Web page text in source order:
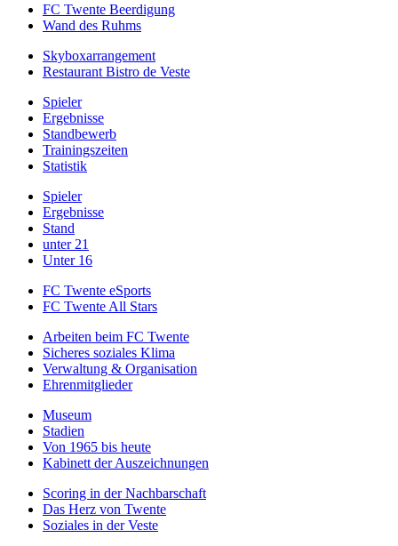
FC Twente Beerdigung
Wand des Ruhms
Skyboxarrangement
Restaurant Bistro de Veste
Spieler
Ergebnisse
Standbewerb
Trainingszeiten
Statistik
Spieler
Ergebnisse
Stand
unter 21
Unter 16
FC Twente eSports
FC Twente All Stars
Arbeiten beim FC Twente
Sicheres soziales Klima
Verwaltung & Organisation
Ehrenmitglieder
Museum
Stadien
Von 1965 bis heute
Kabinett der Auszeichnungen
Scoring in der Nachbarschaft
Das Herz von Twente
Soziales in der Veste